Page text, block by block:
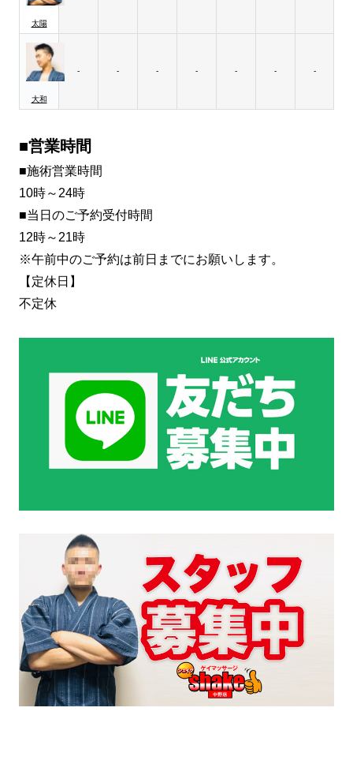
太陽
大和
- - - - - - -
■営業時間
■施術営業時間
10時～24時
■当日のご予約受付時間
12時～21時
※午前中のご予約は前日までにお願いします。
【定休日】
不定休